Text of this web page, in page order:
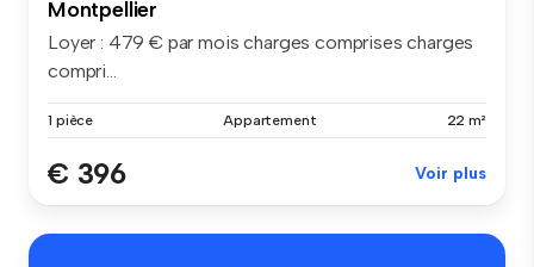
Montpellier
Loyer : 479 € par mois charges comprises charges
compri...
1 pièce Appartement 22 m²
€ 396 Voir plus